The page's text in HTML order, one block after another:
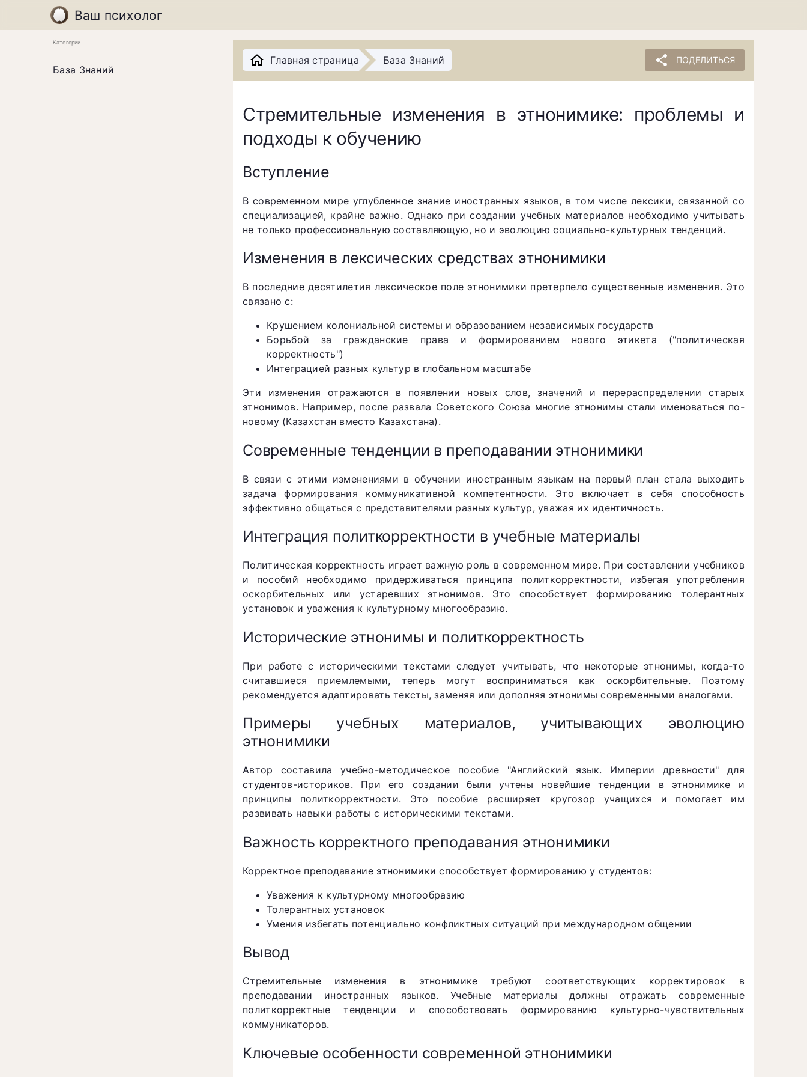
Ваш психолог
Категории
База Знаний
Главная страница База Знаний share ПОДЕЛИТЬСЯ
Стремительные изменения в этнонимике: проблемы и
подходы к обучению
Вступление
В современном мире углубленное знание иностранных языков, в том числе лексики, связанной со
специализацией, крайне важно. Однако при создании учебных материалов необходимо учитывать
не только профессиональную составляющую, но и эволюцию социально-культурных тенденций.
Изменения в лексических средствах этнонимики
В последние десятилетия лексическое поле этнонимики претерпело существенные изменения. Это
связано с:
Крушением колониальной системы и образованием независимых государств
Борьбой за гражданские права и формированием нового этикета ("политическая
корректность")
Интеграцией разных культур в глобальном масштабе
Эти изменения отражаются в появлении новых слов, значений и перераспределении старых
этнонимов. Например, после развала Советского Союза многие этнонимы стали именоваться по-
новому (Казахстан вместо Казахстана).
Современные тенденции в преподавании этнонимики
В связи с этими изменениями в обучении иностранным языкам на первый план стала выходить
задача формирования коммуникативной компетентности. Это включает в себя способность
эффективно общаться с представителями разных культур, уважая их идентичность.
Интеграция политкорректности в учебные материалы
Политическая корректность играет важную роль в современном мире. При составлении учебников
и пособий необходимо придерживаться принципа политкорректности, избегая употребления
оскорбительных или устаревших этнонимов. Это способствует формированию толерантных
установок и уважения к культурному многообразию.
Исторические этнонимы и политкорректность
При работе с историческими текстами следует учитывать, что некоторые этнонимы, когда-то
считавшиеся приемлемыми, теперь могут восприниматься как оскорбительные. Поэтому
рекомендуется адаптировать тексты, заменяя или дополняя этнонимы современными аналогами.
Примеры учебных материалов, учитывающих эволюцию
этнонимики
Автор составила учебно-методическое пособие "Английский язык. Империи древности" для
студентов-историков. При его создании были учтены новейшие тенденции в этнонимике и
принципы политкорректности. Это пособие расширяет кругозор учащихся и помогает им
развивать навыки работы с историческими текстами.
Важность корректного преподавания этнонимики
Корректное преподавание этнонимики способствует формированию у студентов:
Уважения к культурному многообразию
Толерантных установок
Умения избегать потенциально конфликтных ситуаций при международном общении
Вывод
Стремительные изменения в этнонимике требуют соответствующих корректировок в
преподавании иностранных языков. Учебные материалы должны отражать современные
политкорректные тенденции и способствовать формированию культурно-чувствительных
коммуникаторов.
Ключевые особенности современной этнонимики